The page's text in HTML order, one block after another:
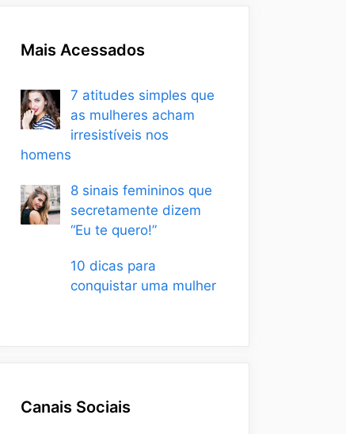
Mais Acessados
7 atitudes simples que
as mulheres acham
irresistíveis nos
homens
8 sinais femininos que
secretamente dizem
“Eu te quero!”
10 dicas para
conquistar uma mulher
Canais Sociais